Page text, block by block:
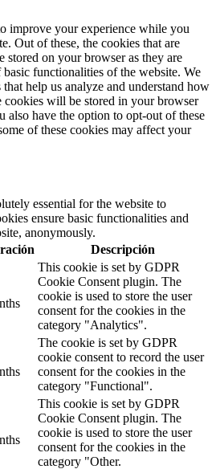
improve your experience while you
Out of these, the cookies that are
stored on your browser as they are
functionalities of the website. We
help us analyze and understand how
cookies will be stored in your browser
also have the option to opt-out of these
of these cookies may affect your
essential for the website to
ensure basic functionalities and
anonymously.
Descripción
This cookie is set by GDPR
Cookie Consent plugin. The
cookie is used to store the user
consent for the cookies in the
category "Analytics".
The cookie is set by GDPR
cookie consent to record the user
consent for the cookies in the
category "Functional".
This cookie is set by GDPR
Cookie Consent plugin. The
cookie is used to store the user
consent for the cookies in the
category "Other.